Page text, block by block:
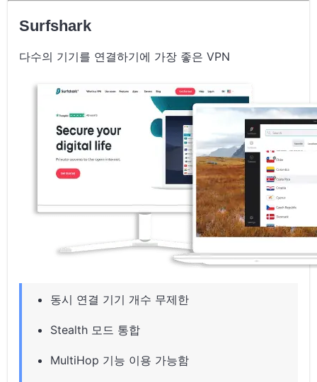
Surfshark
다수의 기기를 연결하기에 가장 좋은 VPN
동시 연결 기기 개수 무제한
Stealth 모드 통합
MultiHop 기능 이용 가능함